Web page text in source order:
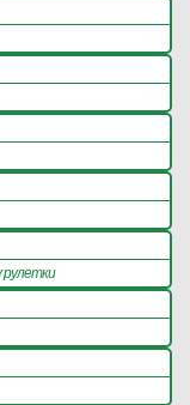
рулетки